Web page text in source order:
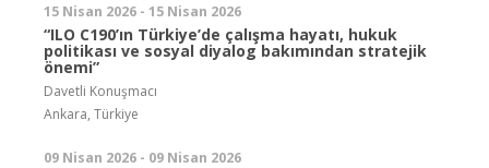
15 Nisan 2026 - 15 Nisan 2026
“ILO C190’ın Türkiye’de çalışma hayatı, hukuk
politikası ve sosyal diyalog bakımından stratejik
önemi”
Davetli Konuşmacı
Ankara, Türkiye
09 Nisan 2026 - 09 Nisan 2026